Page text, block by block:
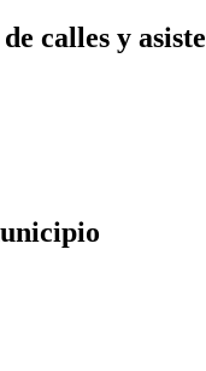
calles y